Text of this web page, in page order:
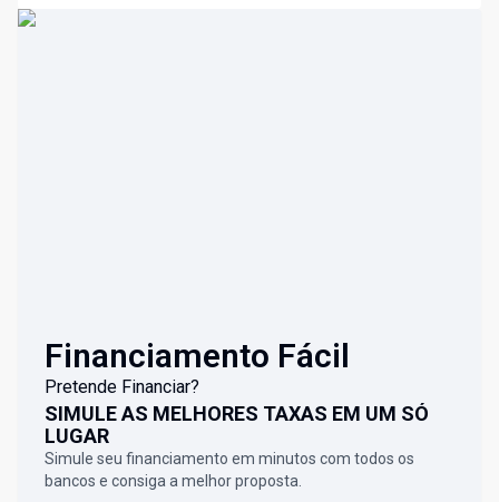
Financiamento Fácil
Pretende Financiar?
SIMULE AS MELHORES TAXAS EM UM SÓ
LUGAR
Simule seu financiamento em minutos com todos os
bancos e consiga a melhor proposta.